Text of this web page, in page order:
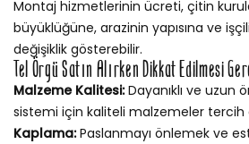
Montaj hizmetlerinin ücreti, çitin
büyüklüğüne, arazinin yapısına ve
değişiklik gösterebilir.
Tel Örgü Satın Alırken Dikkat Edilmesi
Malzeme Kalitesi:Dayanıklı ve uzun
sistemi için kaliteli malzemeler tercih
Kaplama:Paslanmayı önlemek ve